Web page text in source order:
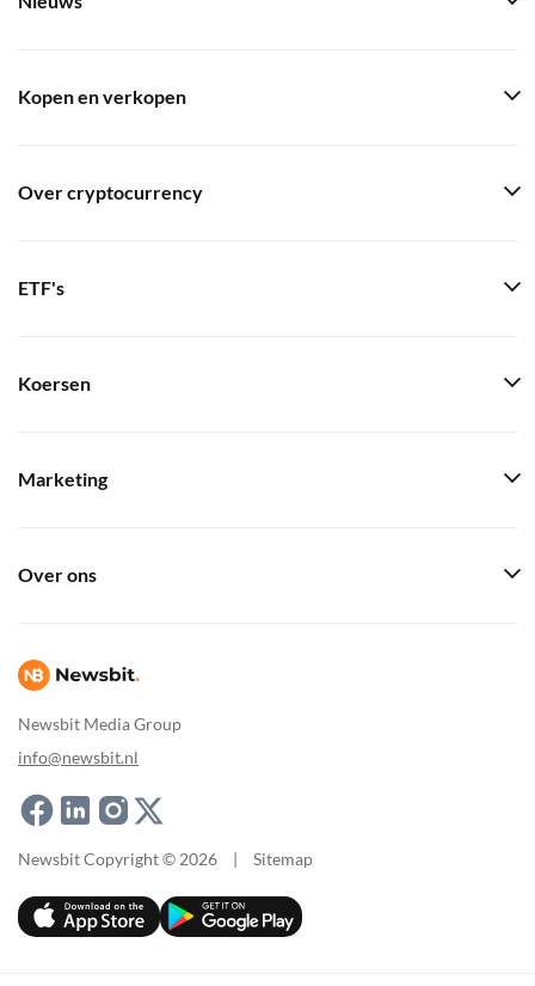
Newsbit Media Group
info@newsbit.nl
Kopen en verkopen
Over cryptocurrency
ETF's
Koersen
Marketing
Over ons
Newsbit Copyright © 2026 | Sitemap